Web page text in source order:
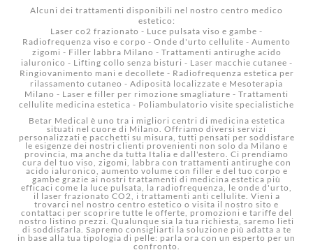
Alcuni dei trattamenti disponibili nel nostro centro medico
estetico :
Laser co2 frazionato - Luce pulsata viso e gambe -
Radiofrequenza viso e corpo - Onde d'urto cellulite - Aumento
zigomi - Filler labbra Milano - Trattamenti antirughe acido
ialuronico - Lifting collo senza bisturi - Laser macchie cutanee -
Ringiovanimento mani e decollete - Radiofrequenza estetica per
rilassamento cutaneo - Adiposità localizzate e Mesoterapia
Milano - Laser e filler per rimozione smagliature - Trattamenti
cellulite medicina estetica - Poliambulatorio visite specialistiche
Betar Medical è uno tra i migliori centri di medicina estetica
situati nel cuore di Milano. Offriamo diversi servizi
personalizzati e pacchetti su misura, tutti pensati per soddisfare
le esigenze dei nostri clienti provenienti non solo da Milano e
provincia, ma anche da tutta Italia e dall'estero. Ci prendiamo
cura del tuo viso, zigomi, labbra con trattamenti antirughe con
acido ialuronico, aumento volume con filler e del tuo corpo e
gambe grazie ai nostri trattamenti di medicina estetica più
efficaci come la luce pulsata, la radiofrequenza, le onde d'urto,
il laser frazionato CO2, i trattamenti anti cellulite. Vieni a
trovarci nel nostro centro estetico o visita il nostro sito e
contattaci per scoprire tutte le offerte, promozioni e tariffe del
nostro listino prezzi. Qualunque sia la tua richiesta, saremo lieti
di soddisfarla. Sapremo consigliarti la soluzione più adatta a te
in base alla tua tipologia di pelle: parla ora con un esperto per un
confronto.